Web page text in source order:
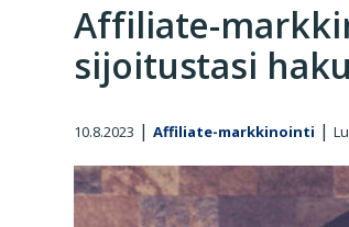
Affiliate-
sijoitustasi
10.8.2023 |Affiliate-markkinointi |